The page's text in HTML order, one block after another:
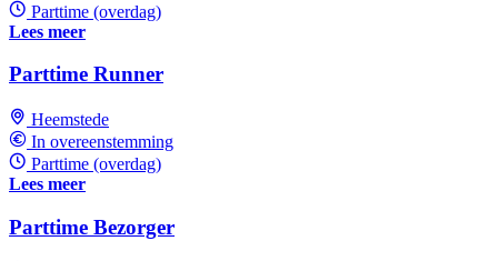
Parttime (overdag)
Lees meer
Parttime Runner
Heemstede
In overeenstemming
Parttime (overdag)
Lees meer
Parttime Bezorger